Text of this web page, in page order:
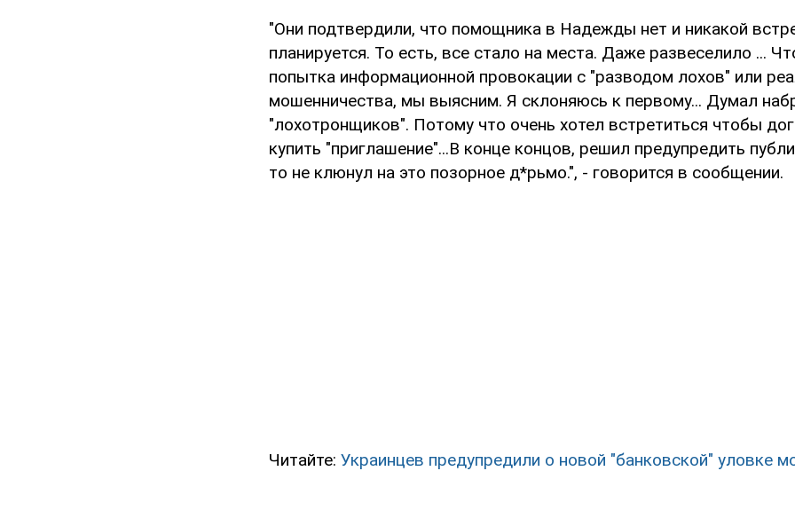
"Они подтвердили, что помощника в Надежды нет и никакой
планируется. То есть, все стало на места. Даже развеселило ...
попытка информационной провокации с "разводом лохов" или
мошенничества, мы выясним. Я склоняюсь к первому... Думал
"лохотронщиков". Потому что очень хотел встретиться чтобы
купить "приглашение"...В конце концов, решил предупредить
то не клюнул на это позорное д*рьмо.", - говорится в сообщении.
Читайте: Украинцев предупредили о новой "банковской" уловке